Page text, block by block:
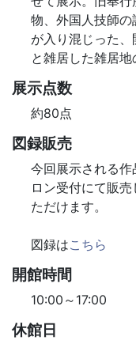
物、外国人技師
が入り混じった
と雑居した雑居地
展示点数
約80点
図録販売
今回展示される
ロン受付にて販
ただけます。
図録はこちら
開館時間
10:00～17:00
休館日